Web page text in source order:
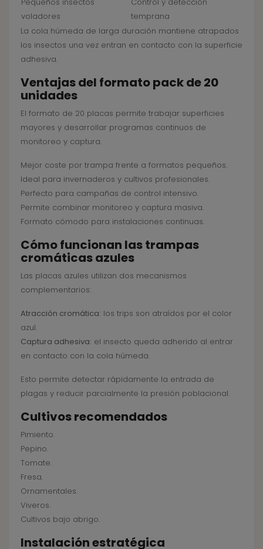
voladores
temprana
La cola húmeda de larga duración mantiene atrapados
los insectos una vez entran en contacto con la superficie
adhesiva.
Ventajas del formato pack de 20
unidades
El formato de 20 placas permite trabajar superficies
mayores y desarrollar programas continuos de
monitoreo y captura.
Mejor coste por trampa frente a formatos pequeños.
Ideal para invernaderos y cultivos profesionales.
Perfecto para campañas de control intensivo.
Permite combinar monitoreo y captura masiva.
Formato cómodo para instalaciones continuas.
Cómo funcionan las trampas
cromáticas azules
Las placas azules utilizan dos mecanismos
complementarios:
Atracción cromática: los trips son atraídos por el color
azul.
Captura adhesiva: el insecto queda adherido al entrar
en contacto con la cola húmeda.
Esto permite detectar rápidamente la entrada de
plagas y reducir parcialmente la presión poblacional.
Cultivos recomendados
Pimiento.
Pepino.
Tomate.
Fresa.
Ornamentales.
Viveros.
Cultivos bajo abrigo.
Instalación estratégica